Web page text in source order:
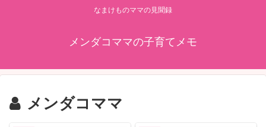
なまけものママの見聞録
メンダコママの子育てメモ
メンダコママ